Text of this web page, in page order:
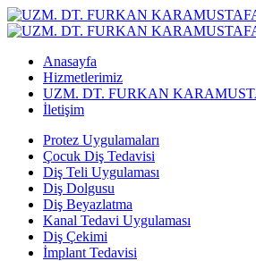
Anasayfa
Hizmetlerimiz
UZM. DT. FURKAN
İletişim
Protez Uygulamaları
Çocuk Diş Tedavisi
Diş Teli Uygulaması
Diş Dolgusu
Diş Beyazlatma
Kanal Tedavi Uygulaması
Diş Çekimi
İmplant Tedavisi